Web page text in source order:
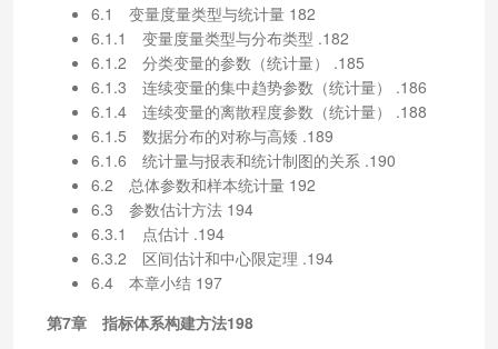
6.1 变量度量类型与统计量 182
6.1.1 变量度量类型与分布类型 .182
6.1.2 分类变量的参数（统计量） .185
6.1.3 连续变量的集中趋势参数（统计量） .186
6.1.4 连续变量的离散程度参数（统计量） .188
6.1.5 数据分布的对称与高矮 .189
6.1.6 统计量与报表和统计制图的关系 .190
6.2 总体参数和样本统计量 192
6.3 参数估计方法 194
6.3.1 点估计 .194
6.3.2 区间估计和中心限定理 .194
6.4 本章小结 197
第7章 指标体系构建方法198